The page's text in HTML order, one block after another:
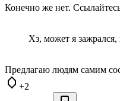
Конечно же нет.
Хз, может я
Предлагаю людям самим
+2